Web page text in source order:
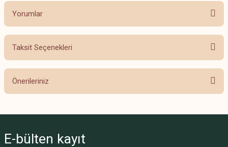
Yorumlar
Taksit Seçenekleri
Önerileriniz
Görüş ve önerileriniz için teşekkür ederiz.
E-bülten kayıt